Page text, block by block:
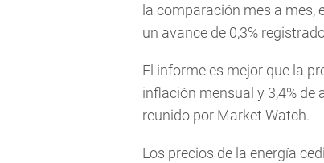
la comparación mes a mes,
un avance de 0,3%
El informe es mejor que la
inflación mensual y 3,4% de
reunido por Market Watch.
Los precios de la energía